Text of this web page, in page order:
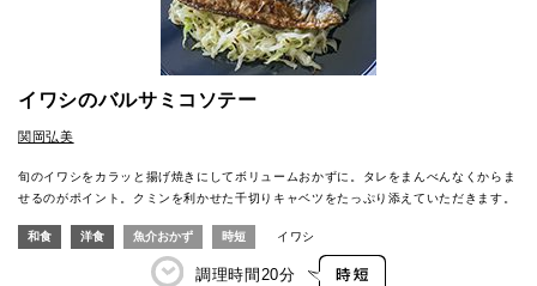
イワシのバルサミコソテー
関岡弘美
旬のイワシをカラッと揚げ焼きにしてボリュームおかずに。タレをまんべんなくからま
せるのがポイント。クミンを利かせた千切りキャベツをたっぷり添えていただきます。
和食 洋食 魚介おかず 時短 イワシ
調理時間 20分